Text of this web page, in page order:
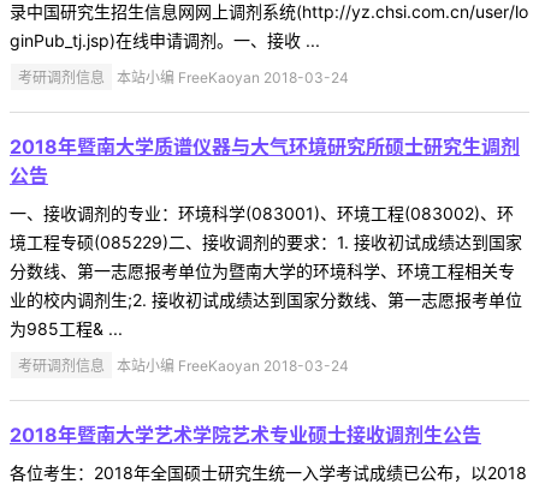
录中国研究生招生信息网网上调剂系统(http://yz.chsi.com.cn/user/lo
ginPub_tj.jsp)在线申请调剂。一、接收 ...
考研调剂信息 本站小编 FreeKaoyan 2018-03-24
2018年暨南大学质谱仪器与大气环境研究所硕士研究生调剂
公告
一、接收调剂的专业：环境科学(083001)、环境工程(083002)、环
境工程专硕(085229)二、接收调剂的要求：1. 接收初试成绩达到国家
分数线、第一志愿报考单位为暨南大学的环境科学、环境工程相关专
业的校内调剂生;2. 接收初试成绩达到国家分数线、第一志愿报考单位
为985工程& ...
考研调剂信息 本站小编 FreeKaoyan 2018-03-24
2018年暨南大学艺术学院艺术专业硕士接收调剂生公告
各位考生：2018年全国硕士研究生统一入学考试成绩已公布，以2018